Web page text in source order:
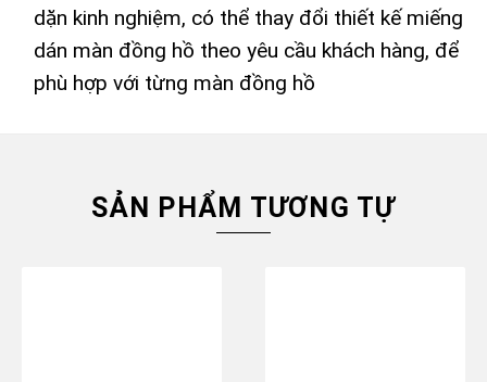
dặn kinh nghiệm, có thể thay đổi thiết kế miếng
dán màn đồng hồ theo yêu cầu khách hàng, để
phù hợp với từng màn đồng hồ
SẢN PHẨM TƯƠNG TỰ